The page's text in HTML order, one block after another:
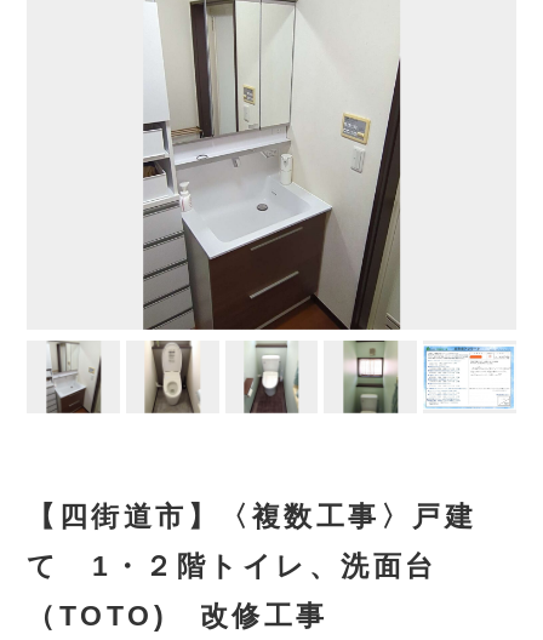
【四街道市】〈複数工事〉戸建
て 1・２階トイレ、洗面台
（TOTO) 改修工事